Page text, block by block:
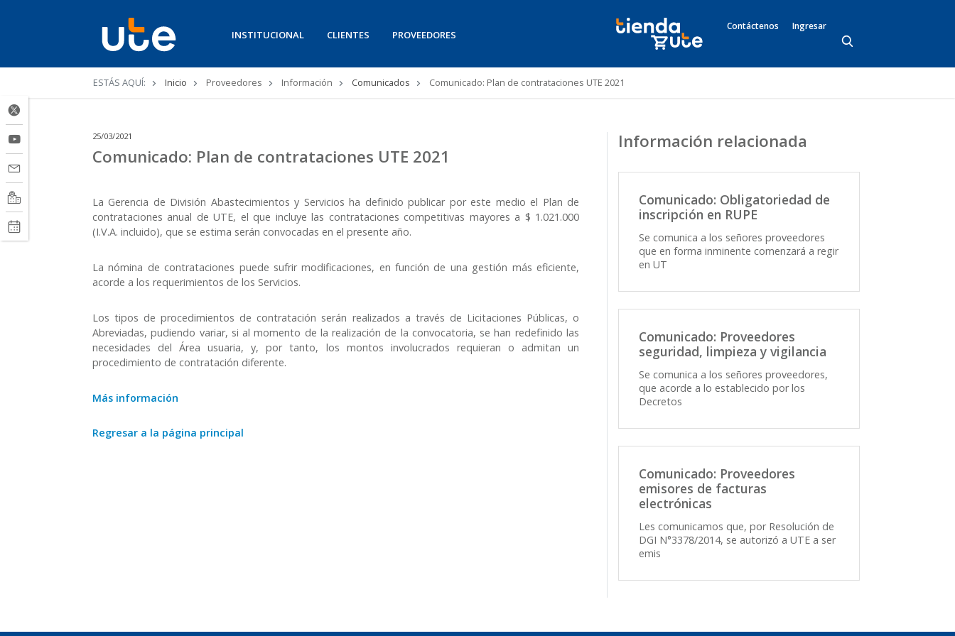
INSTITUCIONAL CLIENTES PROVEEDORES
Contáctenos Ingresar
Ruta
navegación
ESTÁS AQUÍ: Inicio Proveedores Información Comunicados Comunicado: Plan de contrataciones UTE 2021
25/03/2021
Comunicado: Plan de contrataciones UTE 2021
La Gerencia de División Abastecimientos y Servicios ha definido publicar por este medio el Plan de
contrataciones anual de UTE, el que incluye las contrataciones competitivas mayores a $ 1.021.000
(I.V.A. incluido), que se estima serán convocadas en el presente año.
La nómina de contrataciones puede sufrir modificaciones, en función de una gestión más eficiente,
acorde a los requerimientos de los Servicios.
Los tipos de procedimientos de contratación serán realizados a través de Licitaciones Públicas, o
Abreviadas, pudiendo variar, si al momento de la realización de la convocatoria, se han redefinido las
necesidades del Área usuaria, y, por tanto, los montos involucrados requieran o admitan un
procedimiento de contratación diferente.
Más información
Regresar a la página principal
Información relacionada
Comunicado: Obligatoriedad de
inscripción en RUPE
Se comunica a los señores proveedores
que en forma inminente comenzará a regir
en UT
Comunicado: Proveedores
seguridad, limpieza y vigilancia
Se comunica a los señores proveedores,
que acorde a lo establecido por los
Decretos
Comunicado: Proveedores
emisores de facturas
electrónicas
Les comunicamos que, por Resolución de
DGI N°3378/2014, se autorizó a UTE a ser
emis